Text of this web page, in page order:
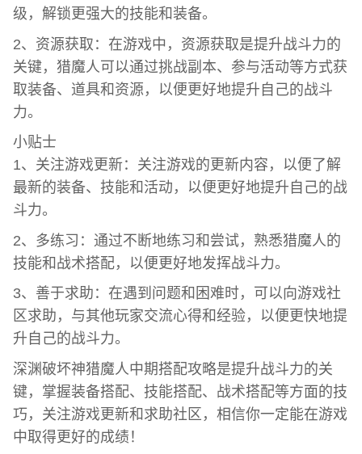
级，解锁更强大的技能和装备。
2、资源获取：在游戏中，资源获取是提升战斗力的
关键，猎魔人可以通过挑战副本、参与活动等方式获
取装备、道具和资源，以便更好地提升自己的战斗
力。
小贴士
1、关注游戏更新：关注游戏的更新内容，以便了解
最新的装备、技能和活动，以便更好地提升自己的战
斗力。
2、多练习：通过不断地练习和尝试，熟悉猎魔人的
技能和战术搭配，以便更好地发挥战斗力。
3、善于求助：在遇到问题和困难时，可以向游戏社
区求助，与其他玩家交流心得和经验，以便更快地提
升自己的战斗力。
深渊破坏神猎魔人中期搭配攻略是提升战斗力的关
键，掌握装备搭配、技能搭配、战术搭配等方面的技
巧，关注游戏更新和求助社区，相信你一定能在游戏
中取得更好的成绩！